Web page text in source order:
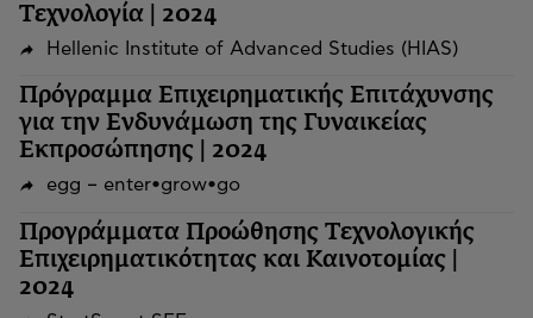
Τεχνολογία | 2024
Hellenic Institute of Advanced Studies (HIAS)
Πρόγραμμα Επιχειρηματικής Επιτάχυνσης
για την Ενδυνάμωση της Γυναικείας
Εκπροσώπησης | 2024
egg – enter•grow•go
Προγράμματα Προώθησης Τεχνολογικής
Επιχειρηματικότητας και Καινοτομίας |
2024